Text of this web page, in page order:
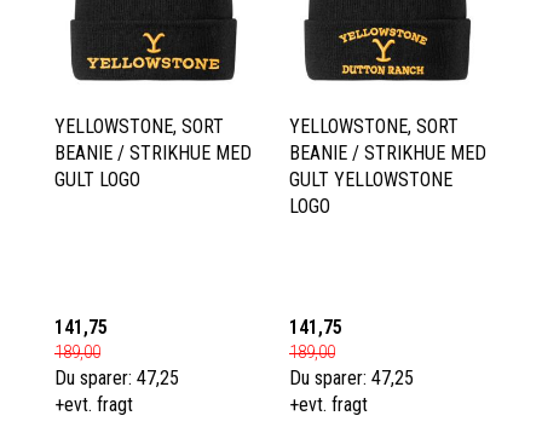
YELLOWSTONE, SORT
BEANIE / STRIKHUE MED
GULT LOGO
141,75
189,00
Du sparer: 47,25
+evt. fragt
YELLOWSTONE, SORT
BEANIE / STRIKHUE MED
GULT YELLOWSTONE
LOGO
141,75
189,00
Du sparer: 47,25
+evt. fragt